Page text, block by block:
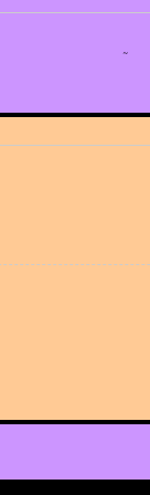
pas lâ€™option ci-